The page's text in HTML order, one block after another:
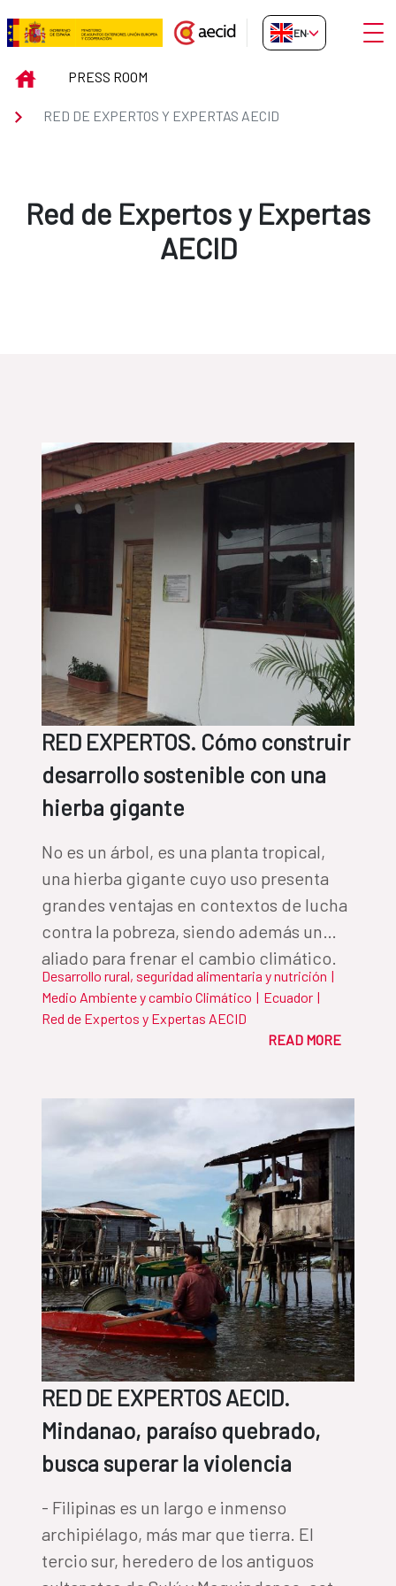
Skip to Main Content
Red de Expertos y Expertas
EN-GB
INICIOPRESS ROOM
RED DE EXPERTOS Y EXPERTAS AECID
Red de Expertos y Expertas
AECID
RED EXPERTOS. Cómo construir
desarrollo sostenible con una
hierba gigante
No es un árbol, es una planta tropical,
una hierba gigante cuyo uso presenta
grandes ventajas en contextos de lucha
contra la pobreza, siendo además un
aliado para frenar el cambio climático.
El Responsable de Programas de la
AECID en Ecuador, Rafael Ruipérez, nos
relata cómo la “hierba gigante” se ha
Desarrollo rural, seguridad alimentaria y nutrición |
Medio Ambiente y cambio Climático | Ecuador |
Red de Expertos y Expertas AECID
READ MORE
RED DE EXPERTOS AECID.
Mindanao, paraíso quebrado,
busca superar la violencia
- Filipinas es un largo e inmenso
archipiélago, más mar que tierra. El
tercio sur, heredero de los antiguos